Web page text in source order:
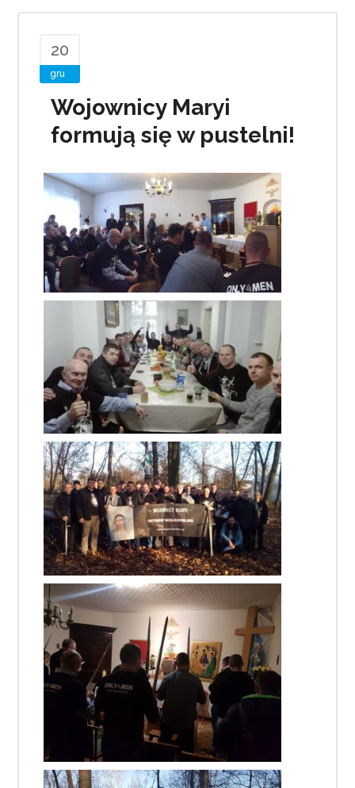
20
gru
Wojownicy Maryi
formują się w pustelni!